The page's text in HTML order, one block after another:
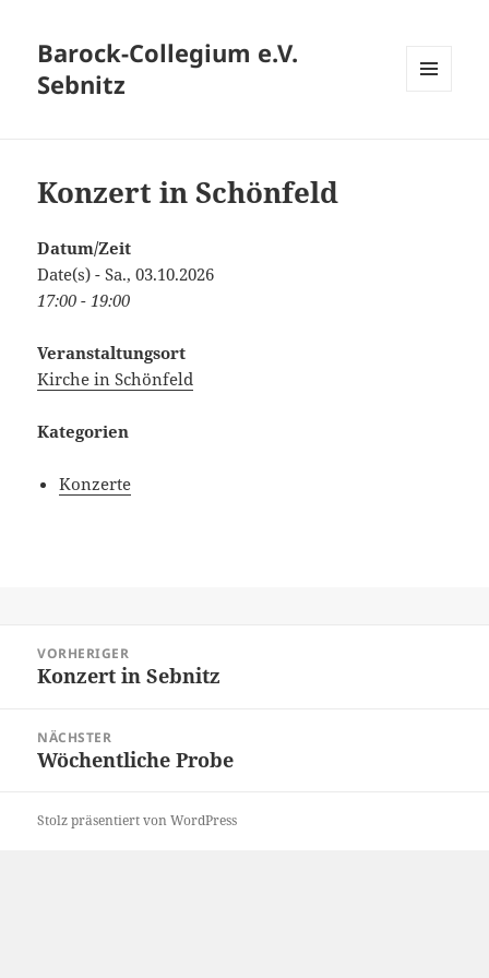
Barock-Collegium e.V.
Sebnitz
Konzert in Schönfeld
Datum/Zeit
Date(s) - Sa., 03.10.2026
17:00 - 19:00
Veranstaltungsort
Kirche in Schönfeld
Kategorien
Konzerte
VORHERIGER
Vorheriger
Konzert in Sebnitz
NÄCHSTER
Nächster
Wöchentliche Probe
Stolz präsentiert von WordPress